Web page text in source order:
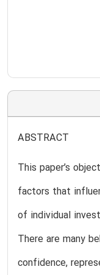
ABSTRACT
This paper’s
factors that
of individual
There are many
confidence,